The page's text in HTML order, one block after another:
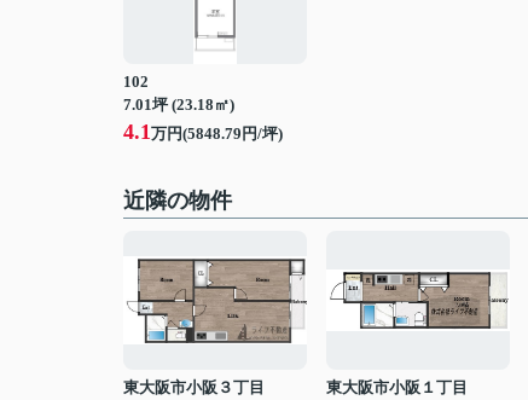
102
7.01坪 (23.18㎡)
4.1万円(5848.79円/坪)
近隣の物件
東大阪市小阪３丁目
東大阪市小阪１丁目